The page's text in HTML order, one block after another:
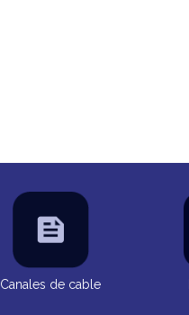
Canales de cable